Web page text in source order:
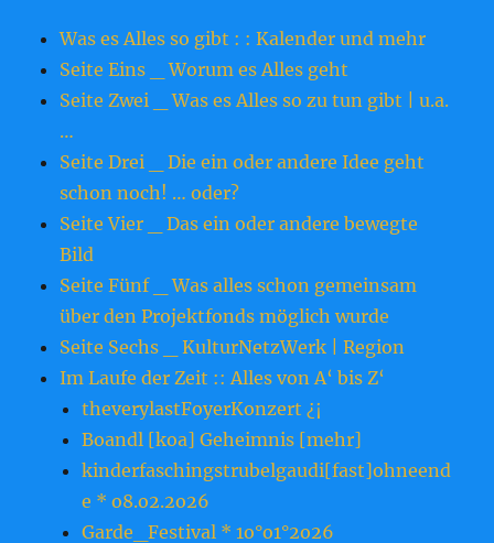
Was es Alles so gibt : : Kalender und mehr
Seite Eins _ Worum es Alles geht
Seite Zwei _ Was es Alles so zu tun gibt | u.a.
…
Seite Drei _ Die ein oder andere Idee geht
schon noch! … oder?
Seite Vier _ Das ein oder andere bewegte
Bild
Seite Fünf _ Was alles schon gemeinsam
über den Projektfonds möglich wurde
Seite Sechs _ KulturNetzWerk | Region
Im Laufe der Zeit :: Alles von A‘ bis Z‘
theverylastFoyerKonzert ¿¡
Boandl [koa] Geheimnis [mehr]
kinderfaschingstrubelgaudi[fast]ohneend
e * o8.o2.2o26
Garde_Festival * 1o°o1°2o26